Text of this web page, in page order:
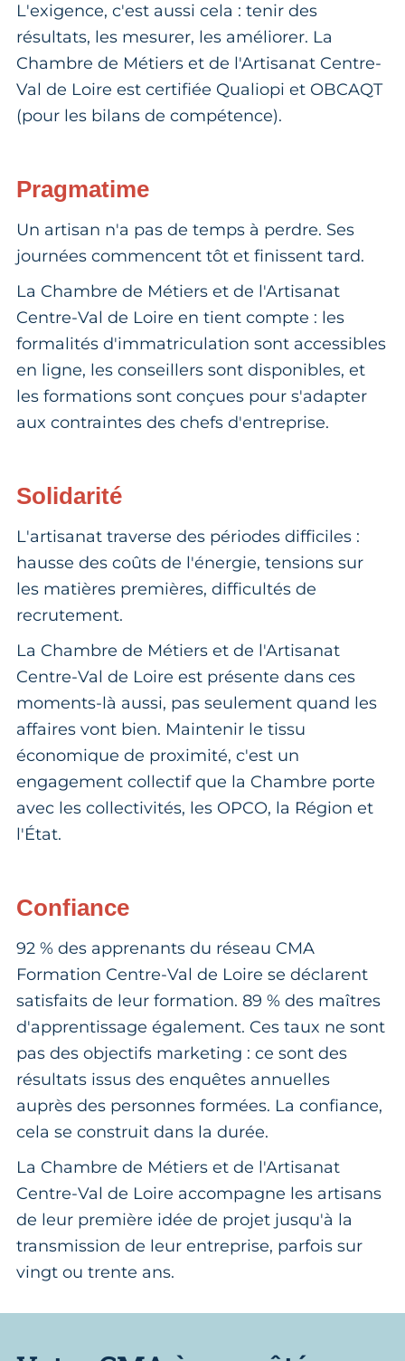
L'exigence, c'est aussi cela : tenir des
résultats, les mesurer, les améliorer. La
Chambre de Métiers et de l'Artisanat Centre-
Val de Loire est certifiée Qualiopi et OBCAQT
(pour les bilans de compétence).
Pragmatime
Un artisan n'a pas de temps à perdre. Ses
journées commencent tôt et finissent tard.
La Chambre de Métiers et de l'Artisanat
Centre-Val de Loire en tient compte : les
formalités d'immatriculation sont accessibles
en ligne, les conseillers sont disponibles, et
les formations sont conçues pour s'adapter
aux contraintes des chefs d'entreprise.
Solidarité
L'artisanat traverse des périodes difficiles :
hausse des coûts de l'énergie, tensions sur
les matières premières, difficultés de
recrutement.
La Chambre de Métiers et de l'Artisanat
Centre-Val de Loire est présente dans ces
moments-là aussi, pas seulement quand les
affaires vont bien. Maintenir le tissu
économique de proximité, c'est un
engagement collectif que la Chambre porte
avec les collectivités, les OPCO, la Région et
l'État.
Confiance
92 % des apprenants du réseau CMA
Formation Centre-Val de Loire se déclarent
satisfaits de leur formation. 89 % des maîtres
d'apprentissage également. Ces taux ne sont
pas des objectifs marketing : ce sont des
résultats issus des enquêtes annuelles
auprès des personnes formées. La confiance,
cela se construit dans la durée.
La Chambre de Métiers et de l'Artisanat
Centre-Val de Loire accompagne les artisans
de leur première idée de projet jusqu'à la
transmission de leur entreprise, parfois sur
vingt ou trente ans.